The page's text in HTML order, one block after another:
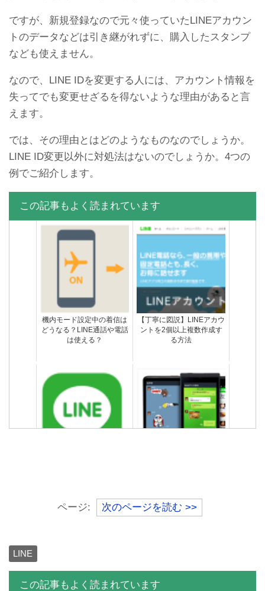
複数作成したLINEアカウン
トをパソコンに登録する方
法
LINEスタンプでブロックさ
れてるか確認する方法
LINEブロックしたらどうな
認する方法
LINEのメッセージ送信や動
きが遅い時の原因と対処法
LINEの乗っ取り被害を受け
PCにLINEをインストール/
ですが、新規登録なので元々使っていたLINEアカウン
トのデータなどは引き継がれずに、購入したスタンプ
なども使えません。
なので、LINE IDを変更する人には、アカウント情報を
失ってでも変更せざるを得ないような理由があると言
えます。
では、その理由とはどのようなものなのでしょうか。
LINE ID変更以外に対処法はないのでしょうか。4つの
例でご紹介します。
この記事もよく読まれています
機内モード設定中の着信は
どうなる？LINE通話や電話
は使える？
【丁寧に図説】LINEアカウ
ントを2個以上複数作成す
る方法
ページ: 次のページを読む >>
LINE
この記事もよく読まれています